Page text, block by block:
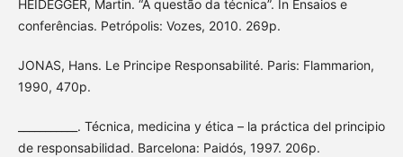
HEIDEGGER, Martin. “A questão da técnica”. In Ensaios e
conferências. Petrópolis: Vozes, 2010. 269p.
JONAS, Hans. Le Principe Responsabilité. Paris: Flammarion,
1990, 470p.
___________. Técnica, medicina y ética – la práctica del principio
de responsabilidad. Barcelona: Paidós, 1997. 206p.